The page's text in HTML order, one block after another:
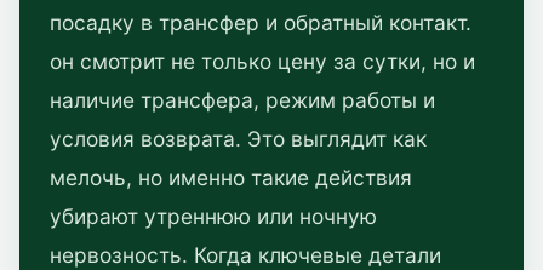
посадку в трансфер и обратный контакт.
он смотрит не только цену за сутки, но и
наличие трансфера, режим работы и
условия возврата. Это выглядит как
мелочь, но именно такие действия
убирают утреннюю или ночную
нервозность. Когда ключевые детали